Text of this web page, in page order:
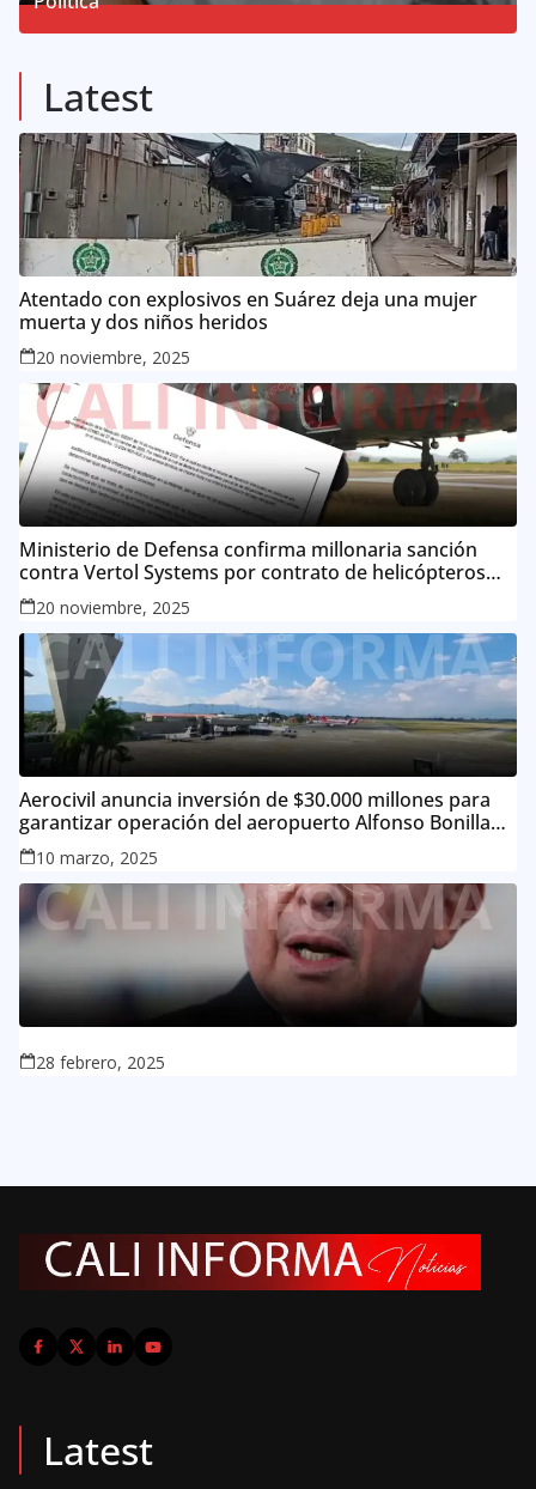
Latest
Atentado con explosivos en Suárez deja una mujer
muerta y dos niños heridos
20 noviembre, 2025
Ministerio de Defensa confirma millonaria sanción
contra Vertol Systems por contrato de helicópteros
MI-1720 noviembre, 2025
Aerocivil anuncia inversión de $30.000 millones para
garantizar operación del aeropuerto Alfonso Bonilla
Aragón
10 marzo, 2025
28 febrero, 2025
Latest